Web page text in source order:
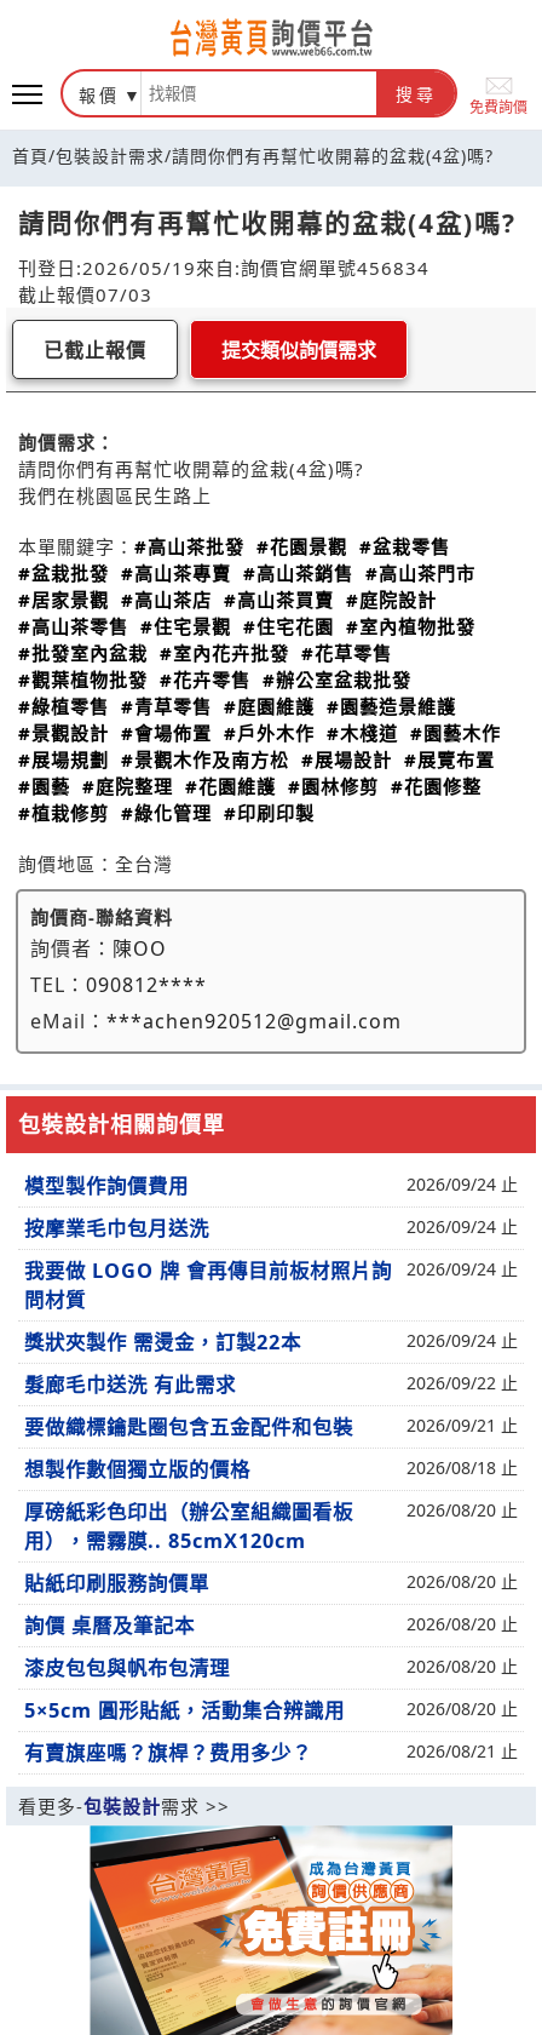
報價 搜尋
免費詢價
首頁/包裝設計需求/請問你們有再幫忙收開幕的盆栽(4盆)嗎?
請問你們有再幫忙收開幕的盆栽(4盆)嗎?
刊登日:2026/05/19來自:詢價官網單號456834
截止報價07/03
已截止報價 提交類似詢價需求
詢價需求：
請問你們有再幫忙收開幕的盆栽(4盆)嗎?
我們在桃園區民生路上
本單關鍵字： #高山茶批發 #花園景觀 #盆栽零售
#盆栽批發 #高山茶專賣 #高山茶銷售 #高山茶門市
#居家景觀 #高山茶店 #高山茶買賣 #庭院設計
#高山茶零售 #住宅景觀 #住宅花園 #室內植物批發
#批發室內盆栽 #室內花卉批發 #花草零售
#觀葉植物批發 #花卉零售 #辦公室盆栽批發
#綠植零售 #青草零售 #庭園維護 #園藝造景維護
#景觀設計 #會場佈置 #戶外木作 #木棧道 #園藝木作
#展場規劃
#景觀木作及南方松 #展場設計 #展覽布置
#園藝 #庭院整理 #花園維護 #園林修剪 #花園修整
#植栽修剪 #綠化管理 #印刷印製
詢價地區： 全台灣
詢價商-聯絡資料
詢價者： 陳OO
TEL： 090812****
eMail： ***achen920512@gmail.com
包裝設計相關詢價單
模型製作詢價費用 2026/09/24 止
按摩業毛巾包月送洗 2026/09/24 止
我要做 LOGO 牌 會再傳目前板材照片詢
問材質
2026/09/24 止
獎狀夾製作 需燙金，訂製22本 2026/09/24 止
髮廊毛巾送洗 有此需求 2026/09/22 止
要做織標鑰匙圈包含五金配件和包裝 2026/09/21 止
想製作數個獨立版的價格 2026/08/18 止
厚磅紙彩色印出（辦公室組織圖看板
用），需霧膜.. 85cmX120cm
2026/08/20 止
貼紙印刷服務詢價單 2026/08/20 止
詢價 桌曆及筆記本 2026/08/20 止
漆皮包包與帆布包清理 2026/08/20 止
5×5cm 圓形貼紙，活動集合辨識用 2026/08/20 止
有賣旗座嗎？旗桿？费用多少？ 2026/08/21 止
看更多-包裝設計需求 >>